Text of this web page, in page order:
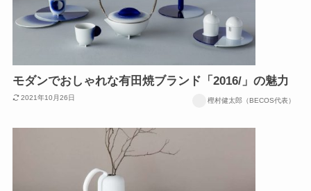
モダンでおしゃれな有田焼ブランド「2016/」の魅力
2021年10月26日 樫村健太郎（BECOS代表）